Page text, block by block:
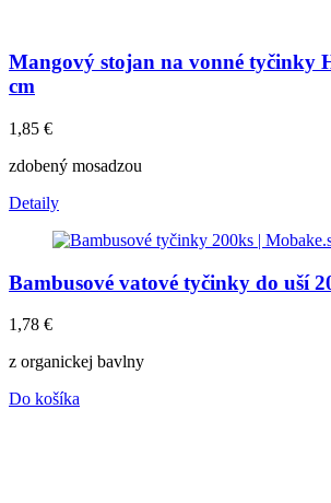
Mangový stojan na vonné tyčinky
cm
1,85 €
zdobený mosadzou
Detaily
Bambusové vatové tyčinky do uší
1,78 €
z organickej bavlny
Do košíka